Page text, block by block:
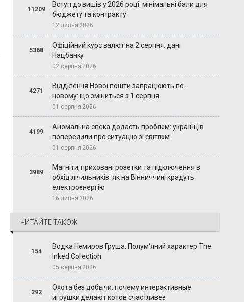
11209
Вступ до вишів у 2026 році: мінімальні бали для
бюджету та контракту
12 липня 2026
5368
Офіційний курс валют на 2 серпня: дані
Нацбанку
02 серпня 2026
4271
Відділення Нової пошти запрацюють по-
новому: що зміниться з 1 серпня
01 серпня 2026
4199
Аномальна спека додасть проблем: українців
попередили про ситуацію зі світлом
01 серпня 2026
3989
Магніти, приховані розетки та підключення в
обхід лічильників: як на Вінниччині крадуть
електроенергію
16 липня 2026
ЧИТАЙТЕ ТАКОЖ
154
Водка Немиров Груша: Полум'яний характер The
Inked Collection
05 серпня 2026
292
Охота без добычи: почему интерактивные
игрушки делают котов счастливее